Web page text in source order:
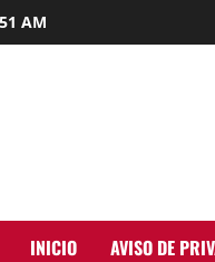
AM
INICIO AVISO DE